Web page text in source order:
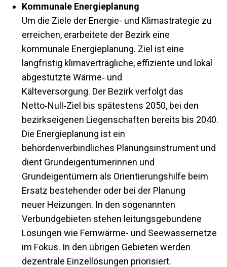
Kommunale Energieplanung
Um die Ziele der Energie- und Klimastrategie zu
erreichen, erarbeitete der Bezirk eine
kommunale Energieplanung. Ziel ist eine
langfristig klimaverträgliche, effiziente und lokal
abgestützte Wärme‑ und
Kälteversorgung. Der Bezirk verfolgt das
Netto‑Null‑Ziel bis spätestens 2050, bei den
bezirkseigenen Liegenschaften bereits bis 2040.
Die Energieplanung ist ein
behördenverbindliches Planungsinstrument und
dient Grundeigentümerinnen und
Grundeigentümern als Orientierungshilfe beim
Ersatz bestehender oder bei der Planung
neuer Heizungen. In den sogenannten
Verbundgebieten stehen leitungsgebundene
Lösungen wie Fernwärme- und Seewassernetze
im Fokus. In den übrigen Gebieten werden
dezentrale Einzellösungen priorisiert.